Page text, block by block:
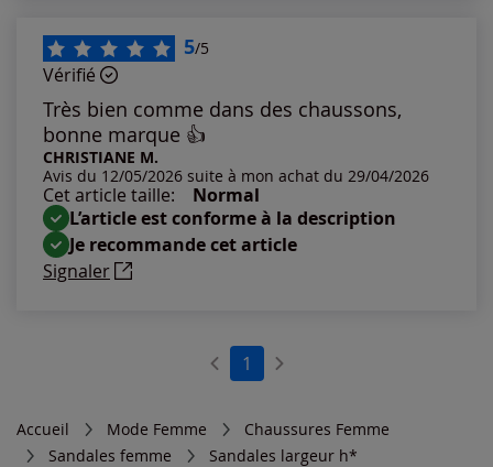
5/5
Vérifié
Très bien comme dans des chaussons,
bonne marque 👍
CHRISTIANE M.
Avis du 12/05/2026 suite à mon achat du 29/04/2026
Cet article taille:
Normal
L’article est conforme à la description
Je recommande cet article
Signaler
1
Accueil Mode Femme
Chaussures Femme
Sandales femme
Sandales largeur h*